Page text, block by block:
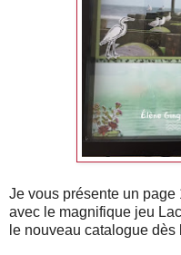
Je vous présente un
avec le magnifique jeu
le nouveau catalogue dès